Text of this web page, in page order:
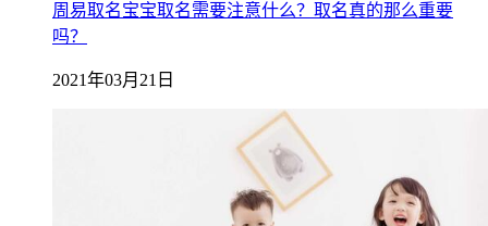
周易取名宝宝取名需要注意什么？取名真的那么重要
吗？
2021年03月21日